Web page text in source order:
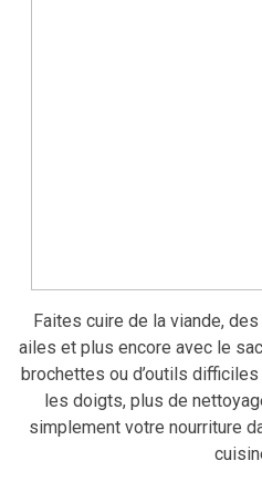
Faites cuire de la viande,
ailes et plus encore avec le
brochettes ou d’outils
les doigts, plus de
simplement votre nourriture